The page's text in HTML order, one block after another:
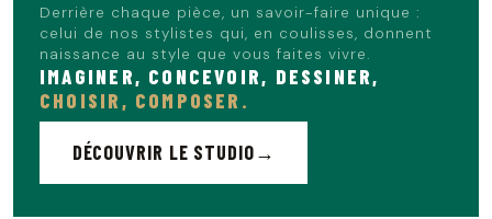
Derrière chaque pièce, un savoir-faire unique :
celui de nos stylistes qui, en coulisses, donnent
naissance au style que vous faites vivre.
IMAGINER, CONCEVOIR, DESSINER,
CHOISIR, COMPOSER.
DÉCOUVRIR LE STUDIO